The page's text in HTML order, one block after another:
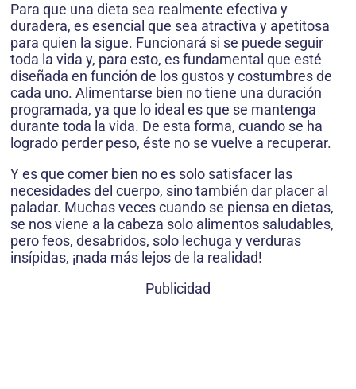
Para que una dieta sea realmente efectiva y
duradera, es esencial que sea atractiva y apetitosa
para quien la sigue. Funcionará si se puede seguir
toda la vida y, para esto, es fundamental que esté
diseñada en función de los gustos y costumbres de
cada uno. Alimentarse bien no tiene una duración
programada, ya que lo ideal es que se mantenga
durante toda la vida. De esta forma, cuando se ha
logrado perder peso, éste no se vuelve a recuperar.
Y es que comer bien no es solo satisfacer las
necesidades del cuerpo, sino también dar placer al
paladar. Muchas veces cuando se piensa en dietas,
se nos viene a la cabeza solo alimentos saludables,
pero feos, desabridos, solo lechuga y verduras
insípidas, ¡nada más lejos de la realidad!
Publicidad